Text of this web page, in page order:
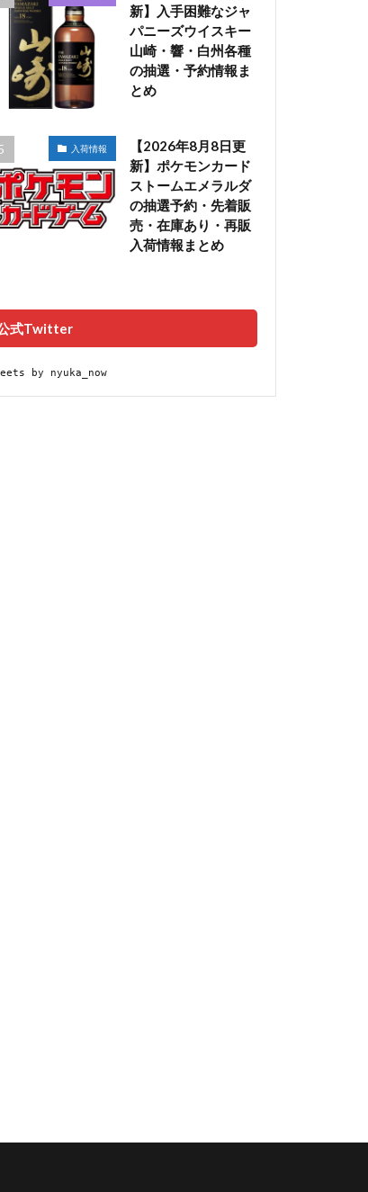
新】入手困難なジャ
パニーズウイスキー
山崎・響・白州各種
の抽選・予約情報ま
とめ
入荷情報
【2026年8月8日更
新】ポケモンカード
ストームエメラルダ
の抽選予約・先着販
売・在庫あり・再販
入荷情報まとめ
式Twitter
by nyuka_now